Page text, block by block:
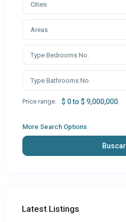
Cities
Areas
Price range: $ 0 to $ 9,000,000
More Search Options
Buscar
Latest Listings